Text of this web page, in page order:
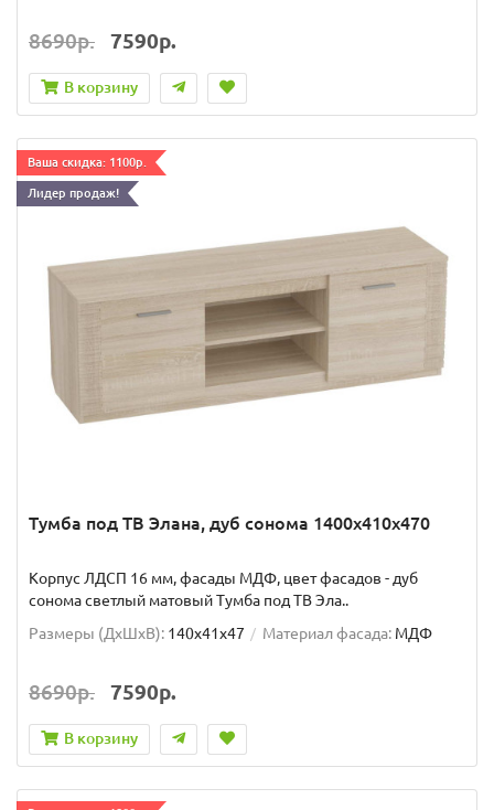
8690р. 7590р.
В корзину
Ваша скидка: 1100р.
Лидер продаж!
Тумба под ТВ Элана, дуб сонома 1400x410x470
Корпус ЛДСП 16 мм, фасады МДФ, цвет фасадов - дуб
сонома светлый матовый Тумба под ТВ Эла..
Размеры (ДхШxВ): 140x41x47 Материал фасада: МДФ
8690р. 7590р.
В корзину